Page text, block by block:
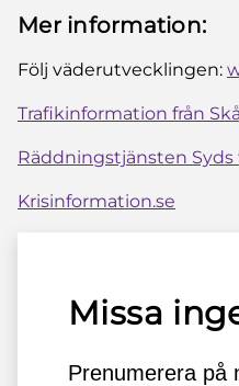
Mer information:
Följ väderutvecklingen:
Trafikinformation från
Räddningstjänsten
Krisinformation.se
Missa
Prenumerera på